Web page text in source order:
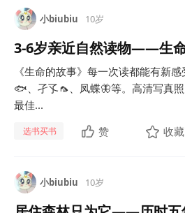
小biubiu 10岁
3-6岁亲近自然读物——生
《生命的故事》每一次读都能有新
🐟、孑孓🦟、凤蝶🦋等。高清写真
最佳...
选书买书 赞 收藏
小biubiu 10岁